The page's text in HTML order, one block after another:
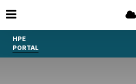
HPE
PORTAL